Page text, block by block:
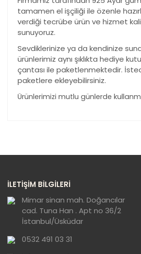
tamamen el işçiliği ile özenle
verdiği tecrübe ürün ve hizmet
sunuyoruz.
Sevdiklerinize ya da kendinize
ürünlerimiz aynı şıklıkta hediye
çantası ile paketlenmektedir.
paketlere ekleyebilirsiniz.
Ürünlerimizi mutlu günlerde
görüntülenemiyor.
Ürün açıklamasında eksik
Ürün bilgilerinde hatalar
Ürün fiyatı diğer sitelerden
Bu ürüne benzer farklı
İLETİŞİM BİLGİLERİ
Mimar sinan mah. Doğancılar
cad. Tuna Han . Apt no 36/2
İstanbul/Üsküdar
0532 491 03 31